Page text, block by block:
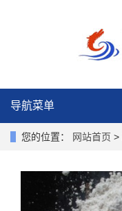
导航菜单
您的位置： 网站首页 >